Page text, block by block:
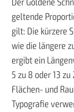
geltende
gilt: Die kürzere
wie die längere
ergibt ein
5 zu 8 oder 13
Flächen- und
Typografie